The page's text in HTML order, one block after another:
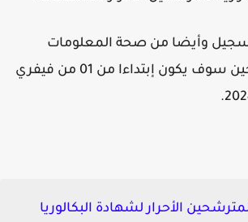
وأيضا من صحة المعلومات
الشخصية للمترشحين سوف يكون إبتداءا من 01 من فيفري
الأحرار لشهادة البكالوريا